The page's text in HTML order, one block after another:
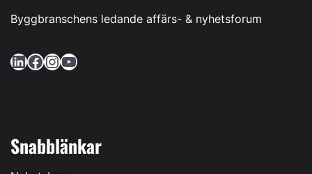
Byggbranschens ledande affärs- & nyhetsforum
LinkedIn Facebook InstagramYouTube
Snabblänkar